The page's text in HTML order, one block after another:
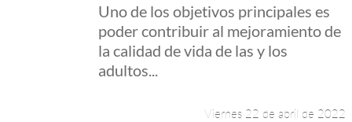
Uno de los objetivos principales es
poder contribuir al mejoramiento de
la calidad de vida de las y los
adultos...
Viernes 22 de abril de 2022